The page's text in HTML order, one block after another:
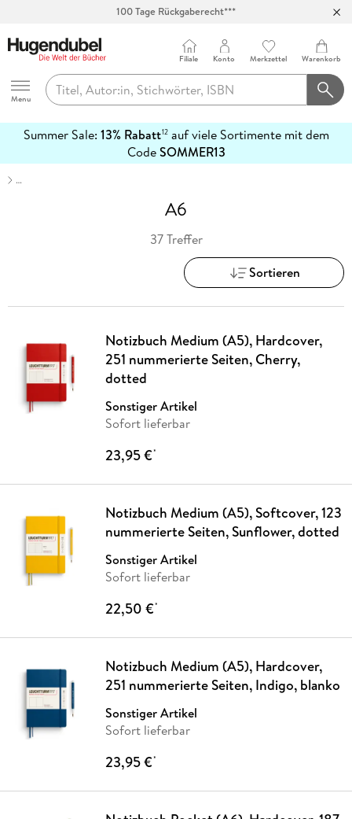
Abholung in über 100 Filialen
Hugendubel
Menu
Filiale Konto Merkzettel Warenkorb
Summer Sale: 13% Rabatt12auf viele Sortimente mit dem
CodeSOMMER13
erfahren
…
A6
37 Treffer
Sortieren
Notizbuch Medium (A5), Hardcover,
251 nummerierte Seiten, Cherry,
dotted
Sonstiger Artikel
Sofort lieferbar
23,95 €*
Notizbuch Medium (A5), Softcover, 123
nummerierte Seiten, Sunflower, dotted
Sonstiger Artikel
Sofort lieferbar
22,50 €*
Notizbuch Medium (A5), Hardcover,
251 nummerierte Seiten, Indigo, blanko
Sonstiger Artikel
Sofort lieferbar
23,95 €*